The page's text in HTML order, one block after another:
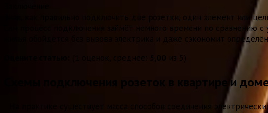
Зная, как правильно подключить две розетки, один элемент или
Сам процесс подключения займёт немного времени по сравнению
жилья обойдётся без вызова электрика и даже сэкономит
5,00 из 5)
Схемы подключения розеток в квартире и
На практике существует масса способов соединения